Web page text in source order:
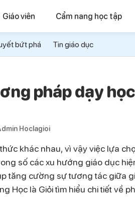
Giáo viên Cẩm nang học tập
bứt phá Tin giáo dục
pháp dạy
Hoclagioi
khác nhau, vì vậy việc lựa
số các xu hướng giáo dục
tăng cường sự tương tác giữa
Học là Giỏi tìm hiểu chi tiết về